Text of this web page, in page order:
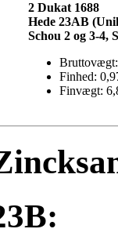
2 Dukat 1688
Hede 23AB
Schou 2 og 3-4,
Finhed:
Finvægt: